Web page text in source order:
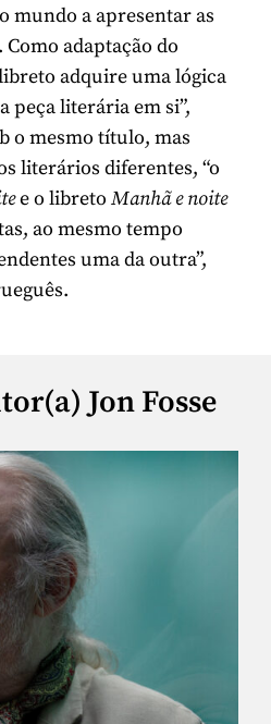
Jon Fosse
mundo a apresentar as
adaptação do
adquire uma lógica
peça literária em si”,
o mesmo título, mas
literários diferentes, “o
e o libreto Manhã e noite
ao mesmo tempo
uma da outra”,